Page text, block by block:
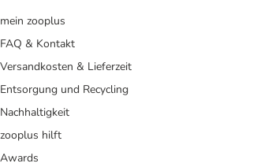
mein zooplus
FAQ & Kontakt
Versandkosten & Lieferzeit
Entsorgung und Recycling
Nachhaltigkeit
zooplus hilft
Awards